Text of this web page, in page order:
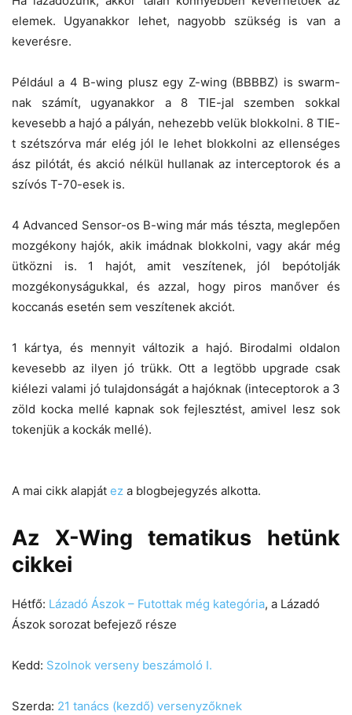
elemek. Ugyanakkor lehet, nagyobb szükség is van a
keverésre.
Például a 4 B-wing plusz egy Z-wing (BBBBZ) is swarm-
nak számít, ugyanakkor a 8 TIE-jal szemben sokkal
kevesebb a hajó a pályán, nehezebb velük blokkolni. 8 TIE-
t szétszórva már elég jól le lehet blokkolni az ellenséges
ász pilótát, és akció nélkül hullanak az interceptorok és a
szívós T-70-esek is.
4 Advanced Sensor-os B-wing már más tészta, meglepően
mozgékony hajók, akik imádnak blokkolni, vagy akár még
ütközni is. 1 hajót, amit veszítenek, jól bepótolják
mozgékonyságukkal, és azzal, hogy piros manőver és
koccanás esetén sem veszítenek akciót.
1 kártya, és mennyit változik a hajó. Birodalmi oldalon
kevesebb az ilyen jó trükk. Ott a legtöbb upgrade csak
kiélezi valami jó tulajdonságát a hajóknak (inteceptorok a 3
zöld kocka mellé kapnak sok fejlesztést, amivel lesz sok
tokenjük a kockák mellé).
A mai cikk alapját ez a blogbejegyzés alkotta.
Az X-Wing tematikus hetünk
cikkei
Hétfő: Lázadó Ászok – Futottak még kategória, a Lázadó
Ászok sorozat befejező része
Kedd: Szolnok verseny beszámoló I.
Szerda: 21 tanács (kezdő) versenyzőknek